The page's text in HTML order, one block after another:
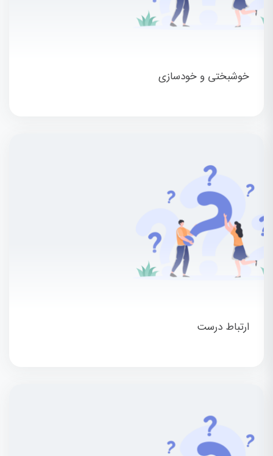
خوشبختی و خودسازی
ارتباط درست